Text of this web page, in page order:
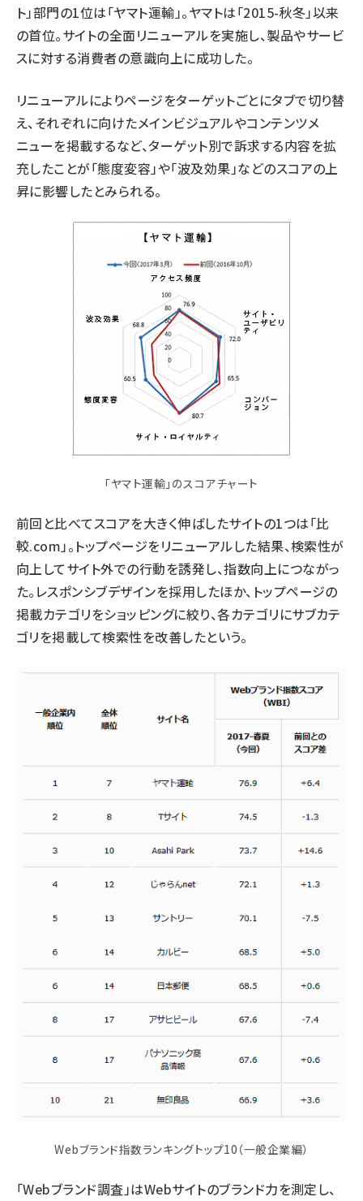
ト」部門の1位は「ヤマト運輸」。ヤマトは「2015-秋冬」以来
の首位。サイトの全面リニューアルを実施し、製品やサービ
スに対する消費者の意識向上に成功した。
リニューアルによりページをターゲットごとにタブで切り替
え、それぞれに向けたメインビジュアルやコンテンツメ
ニューを掲載するなど、ターゲット別で訴求する内容を拡
充したことが「態度変容」や「波及効果」などのスコアの上
昇に影響したとみられる。
「ヤマト運輸」のスコアチャート
前回と比べてスコアを大きく伸ばしたサイトの1つは「比
較.com」。トップページをリニューアルした結果、検索性が
向上してサイト外での行動を誘発し、指数向上につながっ
た。レスポンシブデザインを採用したほか、トップページの
掲載カテゴリをショッピングに絞り、各カテゴリにサブカテ
ゴリを掲載して検索性を改善したという。
Webブランド指数ランキングトップ10（一般企業編）
「Webブランド調査」はWebサイトのブランド力を測定し、